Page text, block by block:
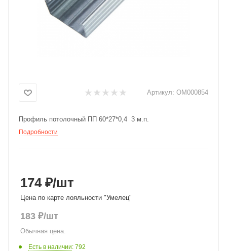
Артикул: ОМ000854
Профиль потолочный ПП 60*27*0,4 3 м.п.
Подробности
174 ₽/шт
Цена по карте лояльности "Умелец"
183 ₽/шт
Обычная цена.
Есть в наличии: 792
Добавляйте товары
в корзину
Получайте товар
Подробнее